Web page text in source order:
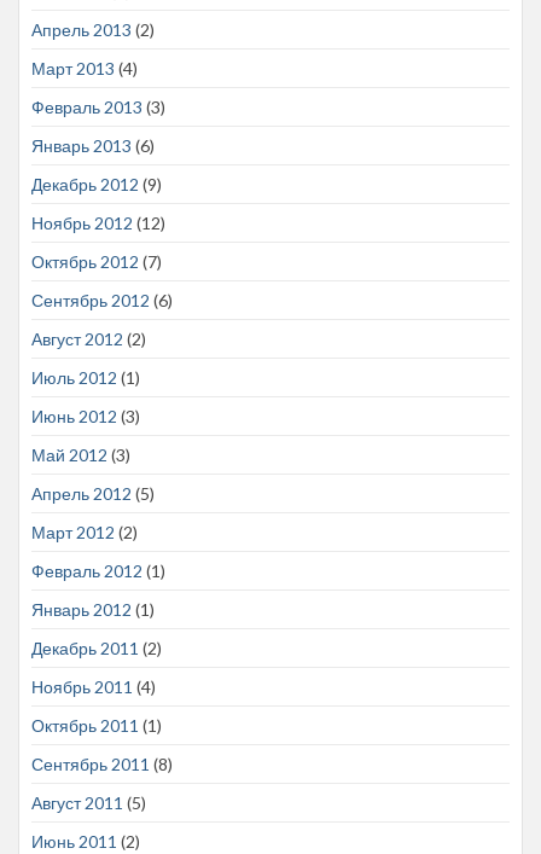
Апрель 2013 (2)
Март 2013 (4)
Февраль 2013 (3)
Январь 2013 (6)
Декабрь 2012 (9)
Ноябрь 2012 (12)
Октябрь 2012 (7)
Сентябрь 2012 (6)
Август 2012 (2)
Июль 2012 (1)
Июнь 2012 (3)
Май 2012 (3)
Апрель 2012 (5)
Март 2012 (2)
Февраль 2012 (1)
Январь 2012 (1)
Декабрь 2011 (2)
Ноябрь 2011 (4)
Октябрь 2011 (1)
Сентябрь 2011 (8)
Август 2011 (5)
Июнь 2011 (2)